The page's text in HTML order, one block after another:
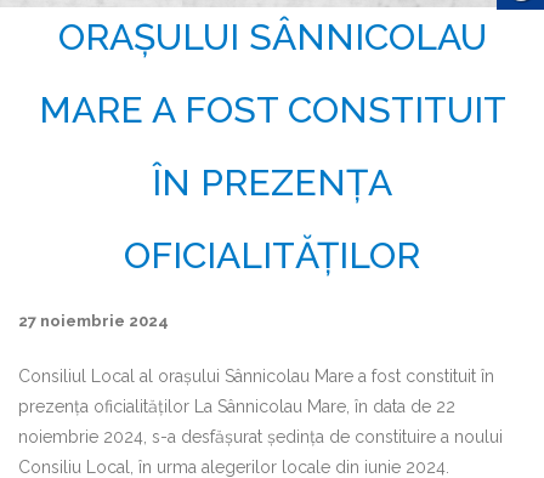
ORAȘULUI SÂNNICOLAU
MARE A FOST CONSTITUIT
ÎN PREZENȚA
OFICIALITĂȚILOR
27 noiembrie 2024
Consiliul Local al orașului Sânnicolau Mare a fost constituit în
prezența oficialităților La Sânnicolau Mare, în data de 22
noiembrie 2024, s-a desfășurat ședința de constituire a noului
Consiliu Local, în urma alegerilor locale din iunie 2024.